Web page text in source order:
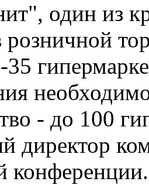
один из
розничной
- до 100
директор
конференции.